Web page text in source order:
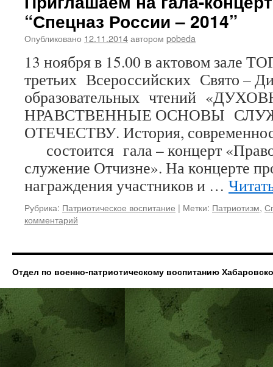
“Спецназ России – 2014”
Опубликовано 12.11.2014автором pobeda
13 ноября в 15.00 в актовом зале
третьих Всероссийских Свято –
образовательных чтений
НРАВСТВЕННЫЕ ОСНОВЫ
ОТЕЧЕСТВУ. История,
состоится гала – концерт
служение Отчизне». На концерте
награждения участников и …
Рубрика: Патриотическое воспитание | Метки: Патриотизм,
комментарий
Отдел по военно-патриотическому воспитанию